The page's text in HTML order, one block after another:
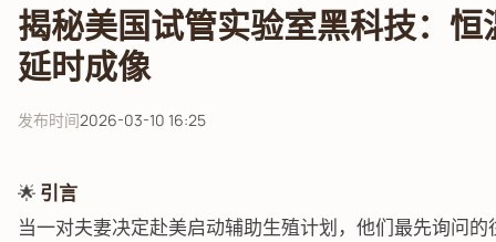
揭秘美国试管实验室黑科技：
延时成像
发布时间2026-03-10 16:25
🌟 引言
当一对夫妻决定赴美启动辅助生殖计划，他们最先询问的